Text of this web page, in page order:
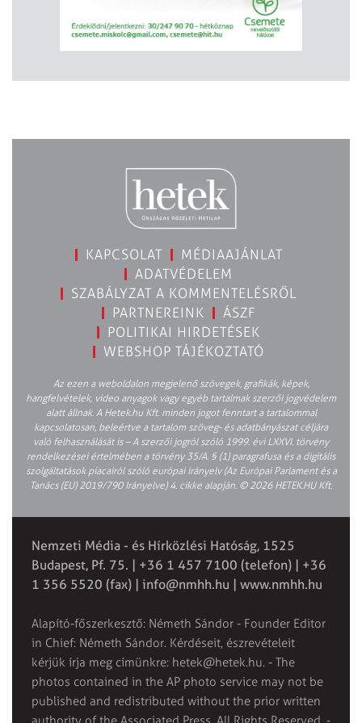
KAPCSOLAT
MÉDIAAJÁNLAT
ADATVÉDELEM
SZABÁLYZAT A KOMMENTELÉSRŐL
PARTNEREINK
ÁSZF
POLITIKAI HIRDETÉSEK
WEBSHOP TÁJÉKOZTATÓ
Az ezen a weboldalon megjelenő szövegek, grafikák, képek,
hangfelvételek, video anyagok vagy egyéb tartalmak szerzői jogvédelem
alatt állnak. A Hetek.hu Kft. minden jogot fenntart a tartalommal
kapcsolatosan, beleértve a tartalom szöveg- és adatbányászat céljára
való felhasználását is – A szerzői jogról szóló 1999. évi LXXVI. törvény
rendelkezései értelmében a törvény 35/A. § (1) paragrafusa és a digitális
szolgáltatások piacairól szóló európai irányelv (Az Európai Parlament és a
Tanács (EU) 2019/790 Irányelve) 4. cikke alapján. © 2026 HETEK.HU Kft.
Nemzeti Média - és Hírközlési Hatóság, 1525
Budapest, Pf. 75. | +36 1 457 7100 (telefon) | +36
1 356 5520 (fax) | info@nmhh.hu | www.nmhh.hu
Alapító-főszerkesztő: Németh Sándor - Founder Editor
in Chief: Németh Sándor. Kérdéseit, észrevételeit
kérjük írja meg címünkre: hetek@hetek.hu. - The
photos contained in the AP photo service may not be
published and redistributed without the prior written